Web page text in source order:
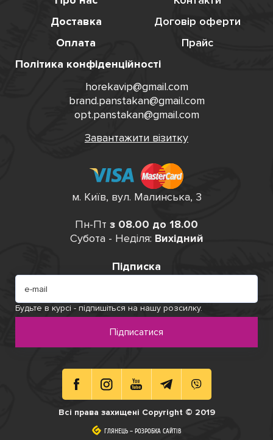
Пн-Пт з 08.00 до 18.00
Субота - Неділя: Вихідний
Всі права захищені Copyright © 2019
Підписка
Будьте в курсі - підпишіться на нашу розсилку.
Підписатися
Доставка
Договір оферти
Оплата
Прайс
Політика конфіденційності
horekavip@gmail.com
brand.panstakan@gmail.com
opt.panstakan@gmail.com
Завантажити візитку
м. Київ, вул. Малинська, 3
ГЛЯНЕЦЬ– РОЗРОБКА САЙТІВ
ГЛЯНЕЦЬ– РОЗРОБКА САЙТІВ